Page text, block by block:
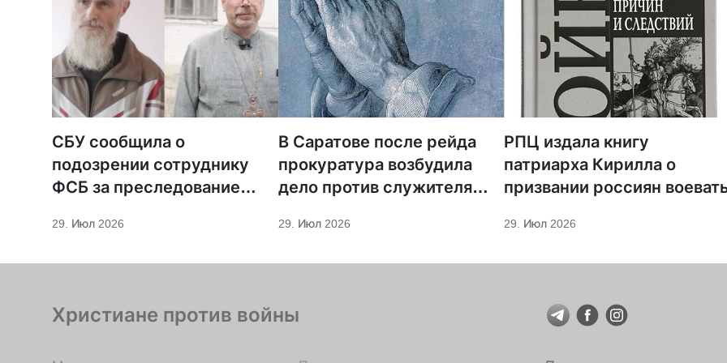
СБУ сообщила о
подозрении сотруднику
ФСБ за преследование
29. Июл 2026
В Саратове после рейда
прокуратура возбудила
дело против служителя
29. Июл 2026
РПЦ издала книгу
патриарха Кирилла о
призвании россиян
29. Июл 2026
Христиане против войны